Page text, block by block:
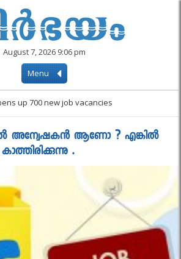
August 7, 2026 9:06 pm
Menu
up 700 new job vacancies
അന്വേഷകൻ ആണോ ? എങ്കിൽ
.